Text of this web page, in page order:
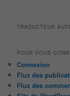
TRADUCTEUR
POUR VOUS
Connexion
Flux des
Flux des